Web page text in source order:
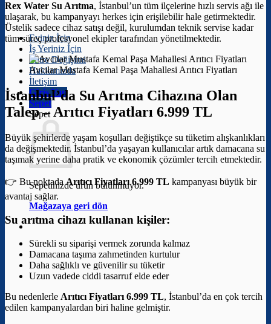
Eviniz İçin
İş Yeriniz İçin
Filtre Değişimi
Hakkımızda
İletişim
Giriş Yap
Sepet
Sepet
Sepetinizde ürün bulunmuyor.
Mağazaya geri dön
Rex Water Su Arıtma, İstanbul’un tüm ilçelerine hızlı servis ağı ile
ulaşarak, bu kampanyayı herkes için erişilebilir hale getirmektedir.
Üstelik sadece cihaz satışı değil, kurulumdan teknik servise kadar
tüm süreç profesyonel ekipler tarafından yönetilmektedir.
Avcılar Mustafa Kemal Paşa Mahallesi Arıtıcı Fiyatları
İstanbul’da Su Arıtma Cihazına Olan
Talep –Arıtıcı Fiyatları 6.999 TL
Büyük şehirlerde yaşam koşulları değiştikçe su tüketim alışkanlıkları
da değişmektedir. İstanbul’da yaşayan kullanıcılar artık damacana su
taşımak yerine daha pratik ve ekonomik çözümler tercih etmektedir.
👉 Bu noktadaArıtıcı Fiyatları 6.999 TL kampanyası büyük bir
avantaj sağlar.
Su arıtma cihazı kullanan kişiler:
Sürekli su siparişi vermek zorunda kalmaz
Damacana taşıma zahmetinden kurtulur
Daha sağlıklı ve güvenilir su tüketir
Uzun vadede ciddi tasarruf elde eder
Bu nedenlerle Arıtıcı Fiyatları 6.999 TL, İstanbul’da en çok tercih
edilen kampanyalardan biri haline gelmiştir.